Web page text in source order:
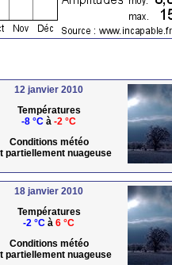
12 janvier 2010
Températures
-8 °C à -2 °C
Conditions météo
partiellement nuageuse
18 janvier 2010
Températures
-2 °C à 6 °C
Conditions météo
partiellement nuageuse